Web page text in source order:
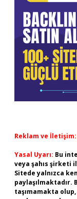
Reklam ve İletişim:
Yasal Uyarı: Bu
veya şahıs şirketi
Sitede yalnızca
taşımamakta